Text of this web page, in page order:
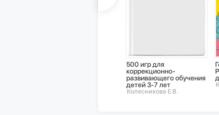
500 игр для
коррекционно-
развивающего обучения
детей 3-7 лет
Колесникова Е.В.